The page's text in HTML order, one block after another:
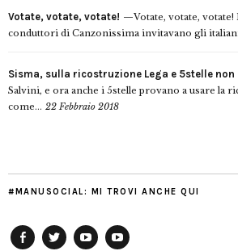
Votate, votate, votate!
Votate, votate,
conduttori di Canzonissima invitavano gli
Sisma, sulla ricostruzione Lega e 5stelle non
Salvini, e ora anche i 5stelle provano a usare la
come... 22 Febbraio 2018
#MANUSOCIAL: MI TROVI ANCHE QUI